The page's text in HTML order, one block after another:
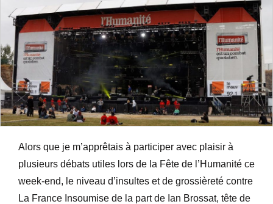
Alors que je m’apprêtais à participer avec plaisir à
plusieurs débats utiles lors de la Fête de l’Humanité ce
week-end, le niveau d’insultes et de grossièreté contre
La France Insoumise de la part de Ian Brossat, tête de